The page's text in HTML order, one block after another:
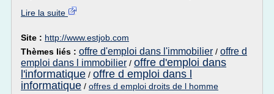
Lire la suite
Site : http://www.estjob.com
Thèmes liés : offre d'emploi dans l'immobilier / offre d
emploi dans l immobilier / offre d'emploi dans
l'informatique / offre d emploi dans l
informatique / offres d emploi droits de l homme